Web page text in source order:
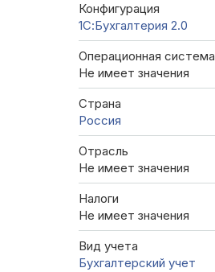
Конфигурация
1С:Бухгалтерия 2.0
Операционная система
Не имеет значения
Страна
Россия
Отрасль
Не имеет значения
Налоги
Не имеет значения
Вид учета
Бухгалтерский учет